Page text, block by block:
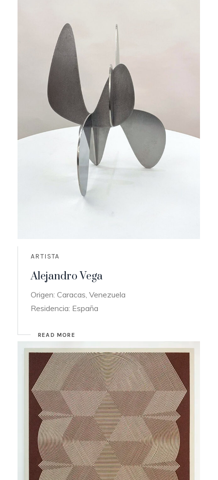
ARTISTA
Alejandro Vega
Origen: Caracas, Venezuela
Residencia: España
READ MORE